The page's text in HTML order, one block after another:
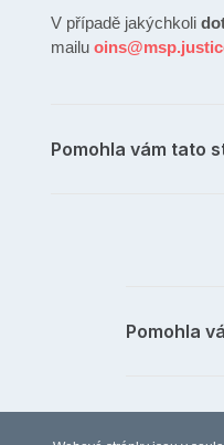
V případě jakýchkoli
mailu
Pomohla vám tato
Pomohla